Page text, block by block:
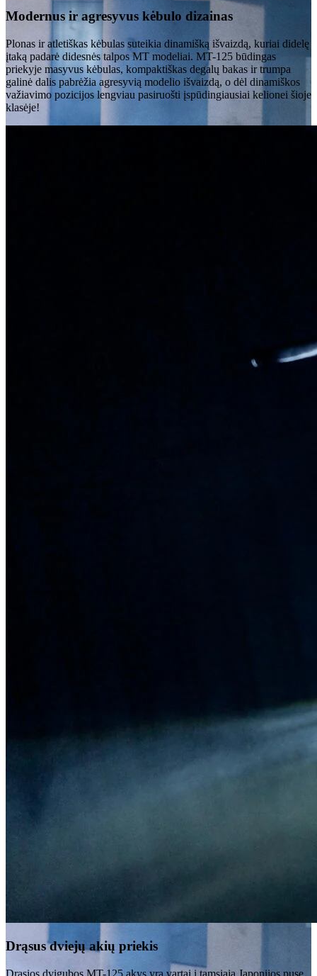
Modernus ir agresyvus kėbulo dizainas
Plonas ir atletiškas kėbulas suteikia dinamišką išvaizdą, kuriai didelę
įtaką padarė didesnės talpos MT modeliai. MT-125 būdingas
priekyje masyvus kėbulas, kompaktiškas degalų bakas ir trumpa
galinė dalis pabrėžia agresyvią modelio išvaizdą, o dėl dinamiškos
važiavimo pozicijos lengviau pasiruošti įspūdingiausiai kelionei šioje
klasėje!
Drąsus dviejų akių priekis
Drąsios dvigubos MT-125 akys yra vartai į tamsiąją Japonijos pusę.